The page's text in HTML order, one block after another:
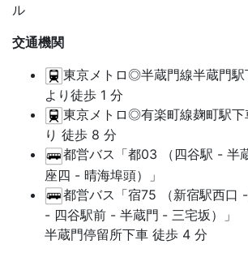
ル
交通機関
東京メトロ◎半蔵門線半蔵門駅
より徒歩 1 分
東京メトロ◎有楽町線麹町駅下
り 徒歩 8 分
都営バス「都03 （四谷駅 - 半
座四 - 晴海埠頭）」
都営バス「宿75 （新宿駅西口
- 四谷駅前 - 半蔵門 - 三宅坂）」
半蔵門停留所下車 徒歩 4 分